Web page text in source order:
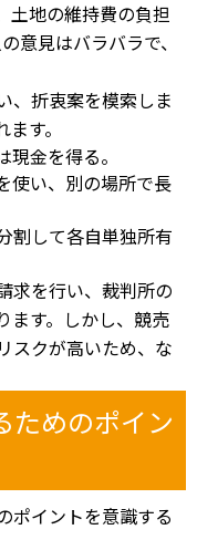
土地の維持費の負担
意見はバラバラで、
、折衷案を模索しま
す。
金を得る。
使い、別の場所で長
割して各自単独所有
求を行い、裁判所の
ます。しかし、競売
スクが高いため、な
ためのポイン
ポイントを意識する